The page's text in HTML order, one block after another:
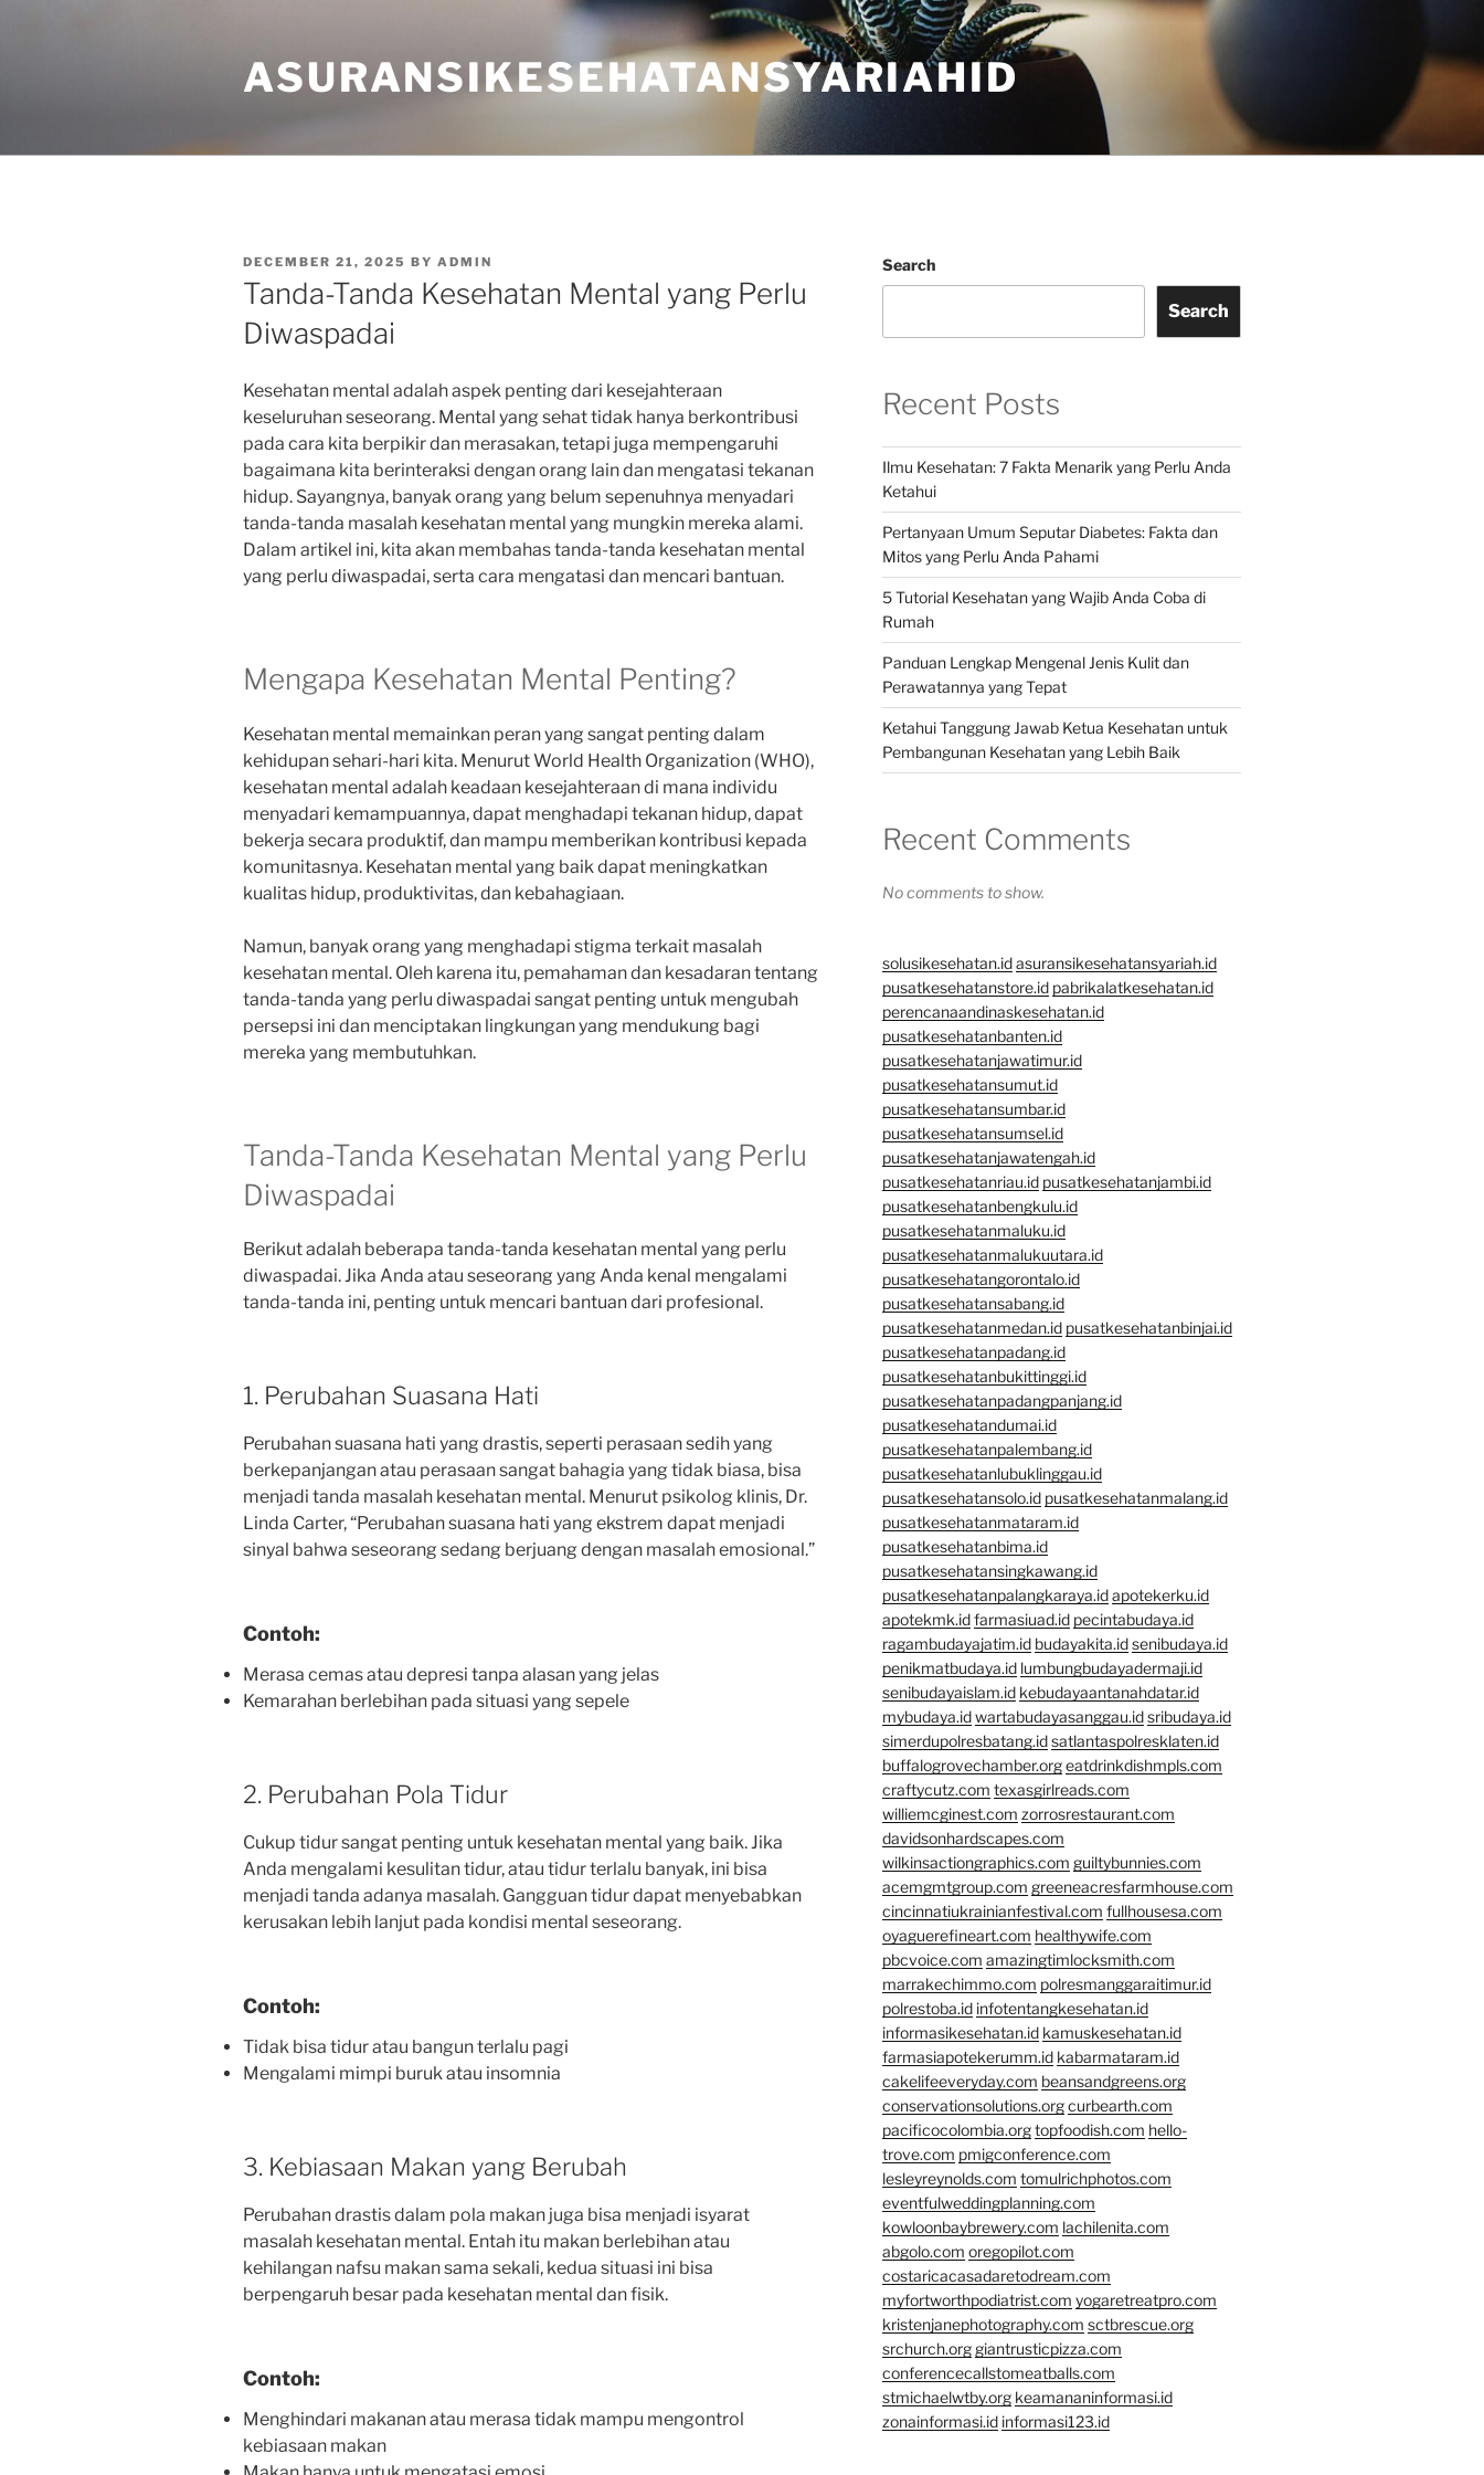
ASURANSIKESEHATANSYARIAHID
POSTED
ON
DECEMBER 21, 2025 BY ADMIN
Tanda-Tanda Kesehatan Mental yang Perlu
Diwaspadai
Kesehatan mental adalah aspek penting dari kesejahteraan
keseluruhan seseorang. Mental yang sehat tidak hanya berkontribusi
pada cara kita berpikir dan merasakan, tetapi juga mempengaruhi
bagaimana kita berinteraksi dengan orang lain dan mengatasi tekanan
hidup. Sayangnya, banyak orang yang belum sepenuhnya menyadari
tanda-tanda masalah kesehatan mental yang mungkin mereka alami.
Dalam artikel ini, kita akan membahas tanda-tanda kesehatan mental
yang perlu diwaspadai, serta cara mengatasi dan mencari bantuan.
Mengapa Kesehatan Mental Penting?
Kesehatan mental memainkan peran yang sangat penting dalam
kehidupan sehari-hari kita. Menurut World Health Organization (WHO),
kesehatan mental adalah keadaan kesejahteraan di mana individu
menyadari kemampuannya, dapat menghadapi tekanan hidup, dapat
bekerja secara produktif, dan mampu memberikan kontribusi kepada
komunitasnya. Kesehatan mental yang baik dapat meningkatkan
kualitas hidup, produktivitas, dan kebahagiaan.
Namun, banyak orang yang menghadapi stigma terkait masalah
kesehatan mental. Oleh karena itu, pemahaman dan kesadaran tentang
tanda-tanda yang perlu diwaspadai sangat penting untuk mengubah
persepsi ini dan menciptakan lingkungan yang mendukung bagi
mereka yang membutuhkan.
Tanda-Tanda Kesehatan Mental yang Perlu
Diwaspadai
Berikut adalah beberapa tanda-tanda kesehatan mental yang perlu
diwaspadai. Jika Anda atau seseorang yang Anda kenal mengalami
tanda-tanda ini, penting untuk mencari bantuan dari profesional.
1. Perubahan Suasana Hati
Perubahan suasana hati yang drastis, seperti perasaan sedih yang
berkepanjangan atau perasaan sangat bahagia yang tidak biasa, bisa
menjadi tanda masalah kesehatan mental. Menurut psikolog klinis, Dr.
Linda Carter, “Perubahan suasana hati yang ekstrem dapat menjadi
sinyal bahwa seseorang sedang berjuang dengan masalah emosional.”
Contoh:
Merasa cemas atau depresi tanpa alasan yang jelas
Kemarahan berlebihan pada situasi yang sepele
2. Perubahan Pola Tidur
Cukup tidur sangat penting untuk kesehatan mental yang baik. Jika
Anda mengalami kesulitan tidur, atau tidur terlalu banyak, ini bisa
menjadi tanda adanya masalah. Gangguan tidur dapat menyebabkan
kerusakan lebih lanjut pada kondisi mental seseorang.
Contoh:
Tidak bisa tidur atau bangun terlalu pagi
Mengalami mimpi buruk atau insomnia
3. Kebiasaan Makan yang Berubah
Perubahan drastis dalam pola makan juga bisa menjadi isyarat
masalah kesehatan mental. Entah itu makan berlebihan atau
kehilangan nafsu makan sama sekali, kedua situasi ini bisa
berpengaruh besar pada kesehatan mental dan fisik.
Contoh:
Menghindari makanan atau merasa tidak mampu mengontrol
kebiasaan makan
Search
Search
Recent Posts
Ilmu Kesehatan: 7 Fakta Menarik yang Perlu Anda
Ketahui
Pertanyaan Umum Seputar Diabetes: Fakta dan
Mitos yang Perlu Anda Pahami
5 Tutorial Kesehatan yang Wajib Anda Coba di
Rumah
Panduan Lengkap Mengenal Jenis Kulit dan
Perawatannya yang Tepat
Ketahui Tanggung Jawab Ketua Kesehatan untuk
Pembangunan Kesehatan yang Lebih Baik
Recent Comments
No comments to show.
solusikesehatan.id asuransikesehatansyariah.id
pusatkesehatanstore.id pabrikalatkesehatan.id
perencanaandinaskesehatan.id
pusatkesehatanbanten.id
pusatkesehatanjawatimur.id
pusatkesehatansumut.id
pusatkesehatansumbar.id
pusatkesehatansumsel.id
pusatkesehatanjawatengah.id
pusatkesehatanriau.id pusatkesehatanjambi.id
pusatkesehatanbengkulu.id
pusatkesehatanmaluku.id
pusatkesehatanmalukuutara.id
pusatkesehatangorontalo.id
pusatkesehatansabang.id
pusatkesehatanmedan.id pusatkesehatanbinjai.id
pusatkesehatanpadang.id
pusatkesehatanbukittinggi.id
pusatkesehatanpadangpanjang.id
pusatkesehatandumai.id
pusatkesehatanpalembang.id
pusatkesehatanlubuklinggau.id
pusatkesehatansolo.id pusatkesehatanmalang.id
pusatkesehatanmataram.id
pusatkesehatanbima.id
pusatkesehatansingkawang.id
pusatkesehatanpalangkaraya.id apotekerku.id
apotekmk.id farmasiuad.id pecintabudaya.id
ragambudayajatim.id budayakita.id senibudaya.id
penikmatbudaya.id lumbungbudayadermaji.id
senibudayaislam.id kebudayaantanahdatar.id
mybudaya.id wartabudayasanggau.id sribudaya.id
simerdupolresbatang.id satlantaspolresklaten.id
buffalogrovechamber.org eatdrinkdishmpls.com
craftycutz.com texasgirlreads.com
williemcginest.com zorrosrestaurant.com
davidsonhardscapes.com
wilkinsactiongraphics.com guiltybunnies.com
acemgmtgroup.com greeneacresfarmhouse.com
cincinnatiukrainianfestival.com fullhousesa.com
oyaguerefineart.com healthywife.com
pbcvoice.com amazingtimlocksmith.com
marrakechimmo.com polresmanggaraitimur.id
polrestoba.id infotentangkesehatan.id
informasikesehatan.id kamuskesehatan.id
farmasiapotekerumm.id kabarmataram.id
cakelifeeveryday.com beansandgreens.org
conservationsolutions.org curbearth.com
pacificocolombia.org topfoodish.com hello-
trove.com pmigconference.com
lesleyreynolds.com tomulrichphotos.com
eventfulweddingplanning.com
kowloonbaybrewery.com lachilenita.com
abgolo.com oregopilot.com
costaricacasadaretodream.com
myfortworthpodiatrist.com yogaretreatpro.com
kristenjanephotography.com sctbrescue.org
srchurch.org giantrusticpizza.com
conferencecallstomeatballs.com
stmichaelwtby.org keamananinformasi.id
zonainformasi.id informasi123.id